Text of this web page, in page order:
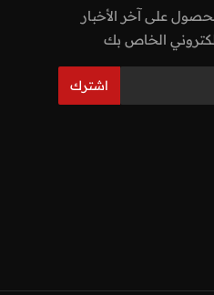
على آخر الأخبار
الخاص بك
اشترك